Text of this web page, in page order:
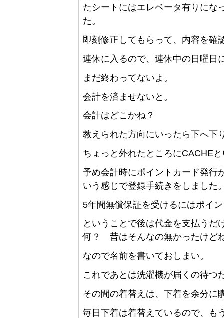
たシートにはエレベータ有りにな
た。
即刻修正してもらって、内容を確
連休に入るので、連休中の日曜日
まだ終わってないよ。
会計を済ませないと。
会計はどこかね？
教えられた方向にいったら下へ
ちょっと外れたところにCACHE
予め会計時にポイントカード発行
いう感じで登録手続きをしました
5年間無償保証を受けるにはポイ
ということで後は代金を支払うだ
何？ 昔はそんなの無かったけど
なので名前を書いておしまい。
これであとは洗濯機が届くの待つ
その間の着替えは、下着を余分に
毎日下着は着替えているので、も